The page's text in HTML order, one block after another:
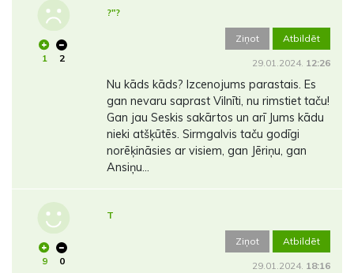
1 2
?"?
Ziņot Atbildēt
29.01.2024. 12:26
Nu kāds kāds? Izcenojums parastais. Es
gan nevaru saprast Vilnīti, nu rimstiet taču!
Gan jau Seskis sakārtos un arī Jums kādu
nieki atšķūtēs. Sirmgalvis taču godīgi
norēķināsies ar visiem, gan Jēriņu, gan
Ansiņu...
9 0
T
Ziņot Atbildēt
29.01.2024. 18:16